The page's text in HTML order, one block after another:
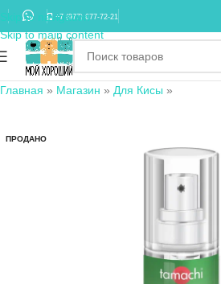
Skip to navigation
Skip to main content
+7 (977) 677-72-21
Главная » Магазин » Для Кисы »
ПРОДАНО